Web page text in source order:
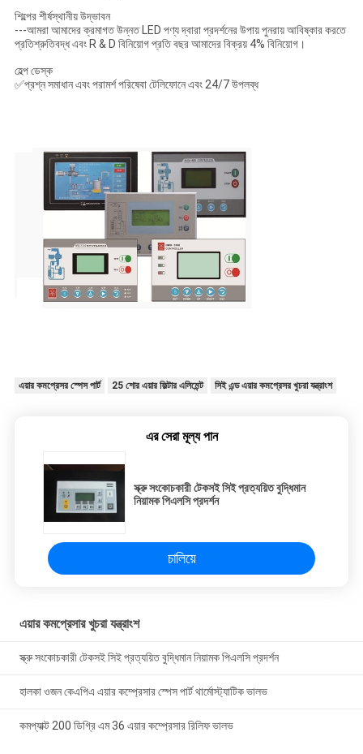
শিল্পের শীর্ষস্থানীয় উদ্ভাবন
---আমরা আমাদের ক্রমাগত উন্নত LED পণ্য দ্বারা প্রদর্শনের উপায় পুনরায় আবিষ্কার করতে
প্রতিশ্রুতিবদ্ধ এবং R & D বিনিয়োগ প্রতি বছর আমাদের বিক্রয় 4% বিনিয়োগ।
হেল্প ডেস্ক
✅প্রশ্ন সমাধান এবং পরামর্শ পরিষেবা টেলিফোনে এবং 24/7 উপলব্ধ
এয়ার কমপ্রেসর স্পেস পার্ট 25 শোর এয়ার ফিল্টার এলিমেন্ট সিই এন্ড এয়ার কমপ্রেসর খুচরা যন্ত্রাংশ
এর সেরা মূল্য পান
স্ক্রু সংকোচকারী টেকসই সিই প্রত্যয়িত বুদ্ধিমান
নিয়ামক পিএলসি প্রদর্শন
চালিয়ে
এয়ার কমপ্রেসার খুচরা যন্ত্রাংশ
স্ক্রু সংকোচকারী টেকসই সিই প্রত্যয়িত বুদ্ধিমান নিয়ামক পিএলসি প্রদর্শন
হালকা ওজন কেএপিএ এয়ার কম্প্রেসার স্পেস পার্ট থার্মোস্ট্যাটিক ভালভ
কমপ্যাক্ট 200 ডিগ্রি এম 36 এয়ার কম্প্রেসার রিলিফ ভালভ